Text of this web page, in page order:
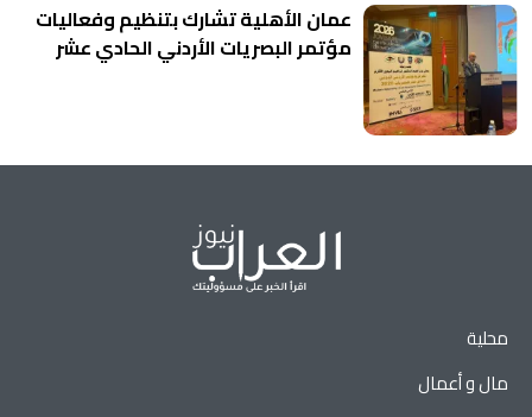
عمان الأهلية تشارك بتنظيم وفعاليات
مؤتمر البصريات الأردني الحادي عشر
محلية
مال و أعمال